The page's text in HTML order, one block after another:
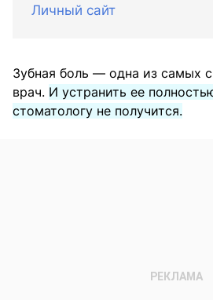
Личный сайт
Зубная боль — одна из самых
врач. И устранить ее
стоматологу не получится.